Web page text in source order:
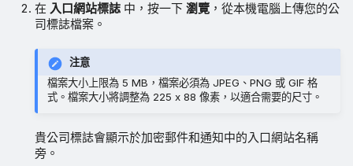
在 入口網站標誌 中，按一下瀏覽 ，從本機電腦上傳您的公
司標誌檔案。
注意
檔案大小上限為 5 MB，檔案必須為 JPEG、PNG 或 GIF 格
式。檔案大小將調整為 225 x 88 像素，以適合需要的尺寸。
貴公司標誌會顯示於加密郵件和通知中的入口網站名稱
旁。